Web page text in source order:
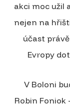
akci moc užil
nejen na
účast
Evropy
V Boloni
Robin